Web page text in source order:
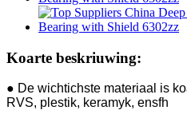
Koarte beskriuwing:
● De wichtichste materiaal is
RVS, plestik, keramyk, ensfh